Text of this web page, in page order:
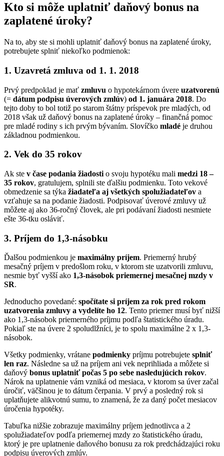
Kto si môže uplatniť daňový bonus na
zaplatené úroky?
Na to, aby ste si mohli uplatniť daňový bonus na zaplatené úroky,
potrebujete splniť niekoľko podmienok:
1. Uzavretá zmluva od 1. 1. 2018
Prvý predpoklad je mať zmluvu o hypotekárnom úvere uzatvorenú
(= dátum podpisu úverových zmlúv) od 1. januára 2018. Do
tejto doby to bol totiž po starom štátny príspevok pre mladých, od
2018 však už daňový bonus na zaplatené úroky – finančná pomoc
pre mladé rodiny s ich prvým bývaním. Slovíčko mladé je druhou
základnou podmienkou.
2. Vek do 35 rokov
Ak ste v čase podania žiadosti o svoju hypotéku mali medzi 18 –
35 rokov, gratulujem, splnili ste ďalšiu podmienku. Toto vekové
obmedzenie sa týka žiadateľa aj všetkých spolužiadateľov a
vzťahuje sa na podanie žiadosti. Podpisovať úverové zmluvy už
môžete aj ako 36-ročný človek, ale pri podávaní žiadosti nesmiete
ešte 36-tku osláviť.
3. Príjem do 1,3-násobku
Ďalšou podmienkou je maximálny príjem. Priemerný hrubý
mesačný príjem v predošlom roku, v ktorom ste uzatvorili zmluvu,
nesmie byť vyšší ako 1,3-násobok priemernej mesačnej mzdy v
SR.
Jednoducho povedané: spočítate si príjem za rok pred rokom
uzatvorenia zmluvy a vydelíte ho 12. Tento priemer musí byť nižší
ako 1,3-násobok priemerného príjmu podľa štatistického úradu.
Pokiaľ ste na úvere 2 spoludlžníci, je to spolu maximálne 2 x 1,3-
násobok.
Všetky podmienky, vrátane podmienky príjmu potrebujete splniť
len raz. Následne sa už na príjem ani vek neprihliada a môžete si
daňový bonus uplatniť počas 5 po sebe nasledujúcich rokov.
Nárok na uplatnenie vám vzniká od mesiaca, v ktorom sa úver začal
úročiť, väčšinou je to dátum čerpania. V prvý a posledný rok si
uplatňujete alikvotnú sumu, to znamená, že za daný počet mesiacov
úročenia hypotéky.
Tabuľka nižšie zobrazuje maximálny príjem jednotlivca a 2
spolužiadateľov podľa priemernej mzdy zo štatistického úradu,
ktorý je pre uplatnenie daňového bonusu za rok predchádzajúci roku
podpisu úverových zmlúv.